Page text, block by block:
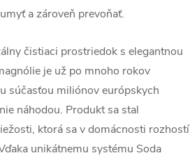
a zároveň prevoňať.
čistiaci prostriedok s elegantnou
je už po mnoho rokov
súčasťou miliónov európskych
náhodou. Produkt sa stal
ktorá sa v domácnosti rozhostí
unikátnemu systému Soda